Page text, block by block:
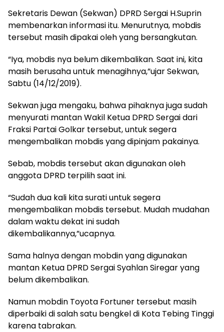
Sekretaris Dewan (Sekwan) DPRD Sergai H.Suprin
membenarkan informasi itu. Menurutnya, mobdis
tersebut masih dipakai oleh yang bersangkutan.
“Iya, mobdis nya belum dikembalikan. Saat ini, kita
masih berusaha untuk menagihnya,”ujar Sekwan,
Sabtu (14/12/2019).
Sekwan juga mengaku, bahwa pihaknya juga sudah
menyurati mantan Wakil Ketua DPRD Sergai dari
Fraksi Partai Golkar tersebut, untuk segera
mengembalikan mobdis yang dipinjam pakainya.
Sebab, mobdis tersebut akan digunakan oleh
anggota DPRD terpilih saat ini.
“Sudah dua kali kita surati untuk segera
mengembalikan mobdis tersebut. Mudah mudahan
dalam waktu dekat ini sudah
dikembalikannya,”ucapnya.
Sama halnya dengan mobdin yang digunakan
mantan Ketua DPRD Sergai Syahlan Siregar yang
belum dikembalikan.
Namun mobdin Toyota Fortuner tersebut masih
diperbaiki di salah satu bengkel di Kota Tebing Tinggi
karena tabrakan.